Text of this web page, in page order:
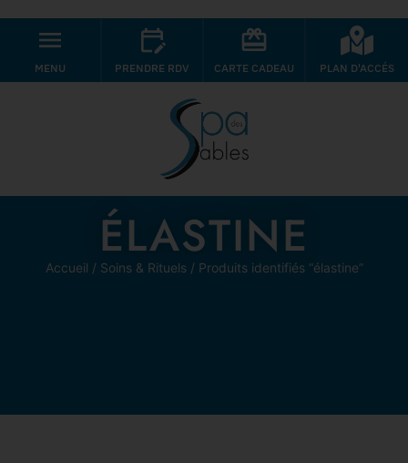
MENU PRENDRE RDV CARTE CADEAU PLAN D'ACCÉS
ÉLASTINE
Accueil / Soins & Rituels/ Produits identifiés “élastine”